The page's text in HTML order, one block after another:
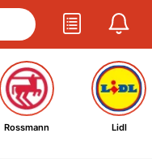
Rossmann Lidl